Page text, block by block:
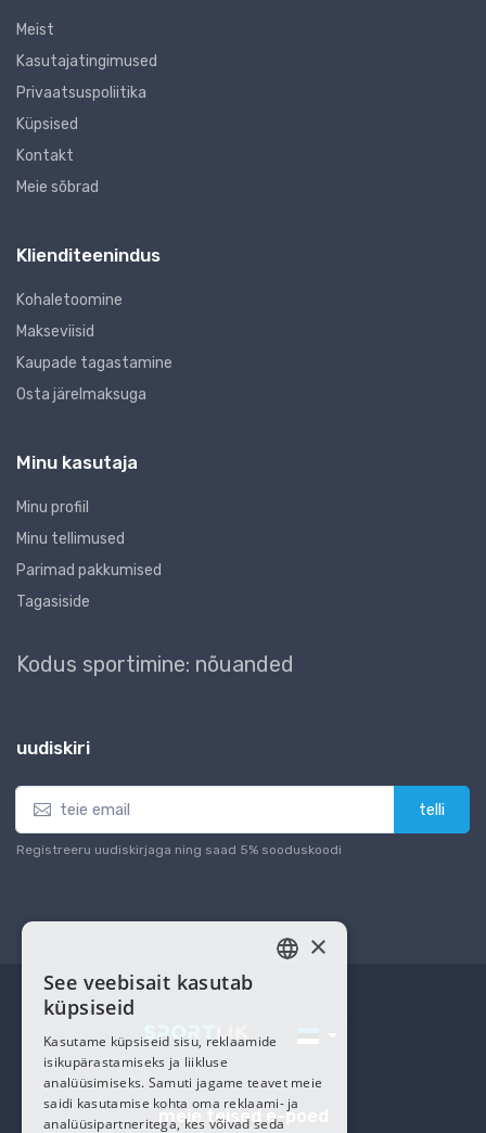
Meist
Kasutajatingimused
Privaatsuspoliitika
Küpsised
Kontakt
Meie sõbrad
Klienditeenindus
Kohaletoomine
Makseviisid
Kaupade tagastamine
Osta järelmaksuga
Minu kasutaja
Minu profiil
Minu tellimused
Parimad pakkumised
Tagasiside
Kodus sportimine: nõuanded
uudiskiri
telli
Registreeru uudiskirjaga ning saad 5% sooduskoodi
meie teised e-poed
×
See veebisait kasutab
küpsiseid
Kasutame küpsiseid sisu, reklaamide
isikupärastamiseks ja liikluse
analüüsimiseks. Samuti jagame teavet meie
saidi kasutamise kohta oma reklaami- ja
analüüsipartneritega, kes võivad seda